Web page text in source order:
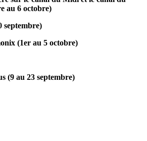
au 6 octobre)
septembre)
(1er au 5 octobre)
(9 au 23 septembre)